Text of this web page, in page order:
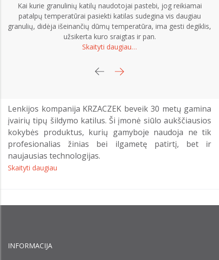
Kai kurie granulinių katilų naudotojai pastebi, jog reikiamai
patalpų temperatūrai pasiekti katilas sudegina vis daugiau
granulių, didėja išeinančių dūmų temperatūra, ima gesti degiklis,
užsikerta kuro sraigtas ir pan.
Skaityti daugiau…
Lenkijos kompanija KRZACZEK beveik 30 metų gamina
įvairių tipų šildymo katilus. Ši įmonė siūlo aukščiausios
kokybės produktus, kurių gamyboje naudoja ne tik
profesionalias žinias bei ilgametę patirtį, bet ir
naujausias technologijas.
Skaityti daugiau
INFORMACIJA